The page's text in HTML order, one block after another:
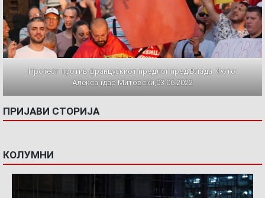
Протест против францускиот предлог пред Влада. Фото:
Александар Митовски,03.06.2022
ПРИЈАВИ СТОРИЈА
КОЛУМНИ